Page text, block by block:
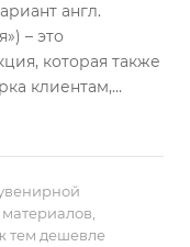
англ.
– это
которая также
клиентам,
групп.
тем дешевле